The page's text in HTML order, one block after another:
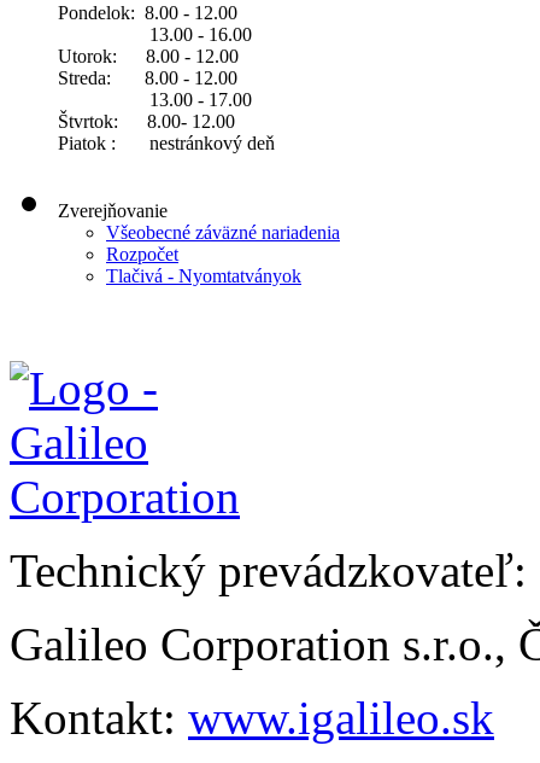
Pondelok: 8.00 - 12.00
13.00 - 16.00
Utorok: 8.00 - 12.00
Streda: 8.00 - 12.00
13.00 - 17.00
Štvrtok: 8.00- 12.00
Piatok : nestránkový deň
Zverejňovanie
Všeobecné záväzné nariadenia
Rozpočet
Tlačivá - Nyomtatványok
Technický prevádzkovateľ:
Galileo Corporation s.r.o.,
Kontakt: www.igalileo.sk